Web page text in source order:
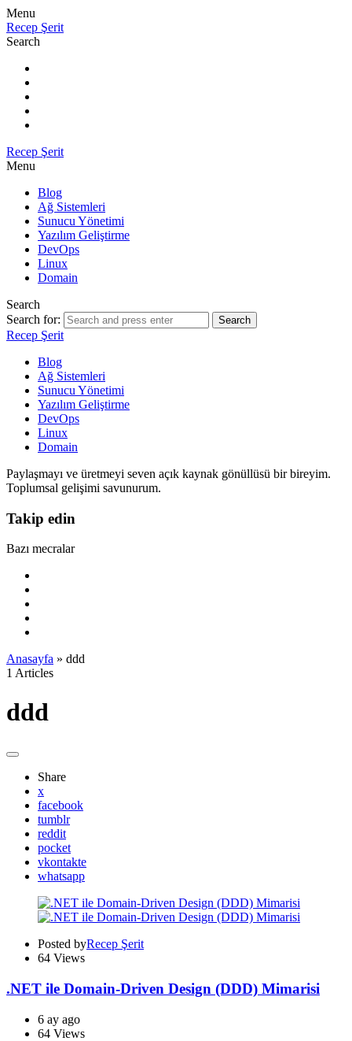
Menu
Recep Şerit
Search
Recep Şerit
Menu
Blog
Ağ Sistemleri
Sunucu Yönetimi
Yazılım Geliştirme
DevOps
Linux
Domain
Search
Search for:
Search
Recep Şerit
Blog
Ağ Sistemleri
Sunucu Yönetimi
Yazılım Geliştirme
DevOps
Linux
Domain
Paylaşmayı ve üretmeyi seven açık kaynak gönüllüsü bir bireyim.
Toplumsal gelişimi savunurum.
Takip edin
Bazı mecralar
Anasayfa » ddd
1 Articles
ddd
Share
x
facebook
tumblr
reddit
pocket
vkontakte
whatsapp
Posted byRecep Şerit
64 Views
.NET ile Domain-Driven Design (DDD) Mimarisi
6 ay ago
64 Views